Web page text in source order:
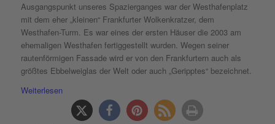
Ausgangspunkt unseres Spazierganges war der Westhafenplatz
mit dem eher „kleinen“ Frankfurter Wolkenkratzer, dem
Westhafen-Turm. Es war eines der ersten Häuser die 2003 am
ehemaligen Westhafen fertiggestellt wurden. Wegen seiner
rautenförmigen Fassade wird er von den Frankfurtern auch als
größtes Ebbelweiglas der Welt oder auch „Geripptes“ bezeichnet.
Weiterlesen